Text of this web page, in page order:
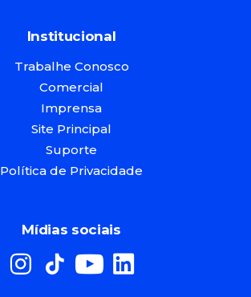
Institucional
Trabalhe Conosco
Comercial
Imprensa
Site Principal
Suporte
Política de Privacidade
Mídias sociais